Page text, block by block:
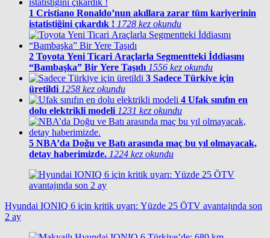
1 Cristiano Ronaldo’nun akıllara zarar tüm kariyerinin
istatistiğini çıkardık ! 1728 kez okundu
2 Toyota Yeni Ticari Araçlarla Segmentteki İddiasını
“Bambaşka” Bir Yere Taşıdı 1556 kez okundu
3 Sadece Türkiye için
üretildi 1258 kez okundu
4 Ufak sınıfın en
dolu elektrikli modeli 1231 kez okundu
5 NBA’da Doğu ve Batı arasında maç bu yıl olmayacak,
detay haberimizde. 1224 kez okundu
Hyundai IONIQ 6 için kritik uyarı: Yüzde 25 ÖTV avantajında son
2 ay